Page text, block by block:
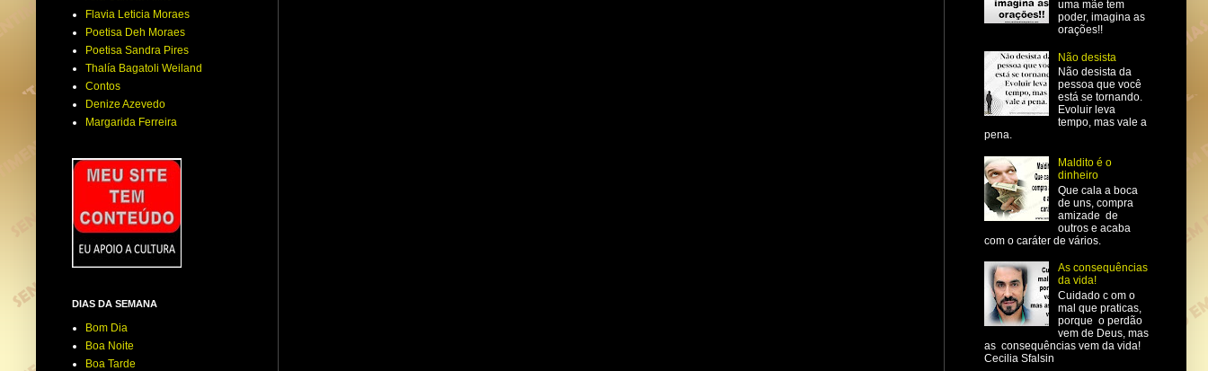
Flavia Leticia Moraes
Poetisa Deh Moraes
Poetisa Sandra Pires
Thalía Bagatoli Weiland
Contos
Denize Azevedo
Margarida Ferreira
DIAS DA SEMANA
Bom Dia
Boa Noite
Boa Tarde
uma mãe tem
poder, imagina as
orações!!
Não desista
Não desista da
pessoa que você
está se tornando.
Evoluir leva
tempo, mas vale a
pena.
Maldito é o
dinheiro
Que cala a boca
de uns, compra
amizade de
outros e acaba
com o caráter de vários.
As consequências
da vida!
Cuidado c om o
mal que praticas,
porque o perdão
vem de Deus, mas
as consequências vem da vida!
Cecilia Sfalsin